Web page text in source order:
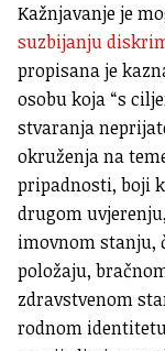
Kažnjavanje je
suzbijanju
propisana je
osobu koja “s
stvaranja
okruženja na
pripadnosti, boji
drugom
imovnom stanju,
položaju,
zdravstvenom
rodnom